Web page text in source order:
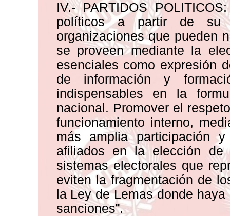
IV.- PARTIDOS
políticos a partir de su
organizaciones que pueden
se proveen mediante la
esenciales como expresión
de información y
indispensables en la
nacional. Promover el
funcionamiento interno,
más amplia participación
afiliados en la elección de
sistemas electorales que
eviten la fragmentación de
la Ley de Lemas donde
sanciones”.